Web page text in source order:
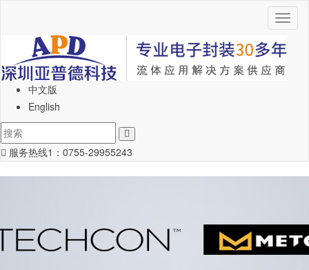
中文版
English
服务热线1： 0755-29955243